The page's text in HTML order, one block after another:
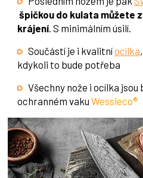
špičkou do kulata můžete
krájení . S minimálním úsilí.
Součástí je i kvalitníocílka
kdykoli to bude potřeba
Všechny nože i ocílka jsou
ochranném vaku Wessleco®